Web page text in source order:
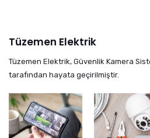
Tüzemen Elektrik
Tüzemen Elektrik, Güvenlik Kamera
tarafından hayata geçirilmiştir.